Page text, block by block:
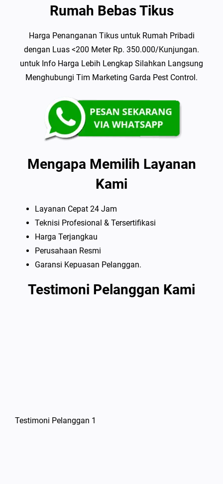
Rumah Bebas Tikus
Harga Penanganan Tikus untuk Rumah Pribadi
dengan Luas <200 Meter Rp. 350.000/Kunjungan.
untuk Info Harga Lebih Lengkap Silahkan Langsung
Menghubungi Tim Marketing Garda Pest Control.
Mengapa Memilih Layanan
Kami
Layanan Cepat 24 Jam
Teknisi Profesional & Tersertifikasi
Harga Terjangkau
Perusahaan Resmi
Garansi Kepuasan Pelanggan.
Testimoni Pelanggan Kami
Testimoni Pelanggan 1